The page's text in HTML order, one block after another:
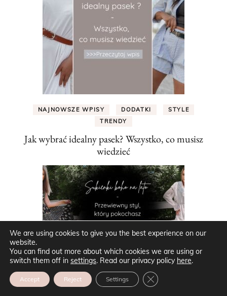
NAJNOWSZE WPISY DODATKI
STYLE
TRENDY
Jak wybrać idealny pasek? Wszystko, co musisz
wiedzieć
We are using cookies to give you the best experience on our
website.
You can find out more about which cookies we are using or
switch them off in settings. Read our privacy policy here.
Accept Reject Settings ZAMKNIJ PANEL